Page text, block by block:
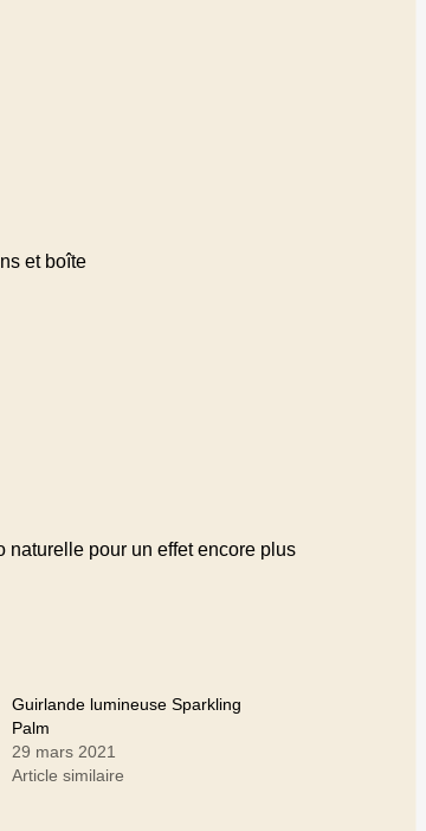
et boîte
naturelle pour un effet encore plus
Guirlande lumineuse Sparkling
Palm
29 mars 2021
Article similaire